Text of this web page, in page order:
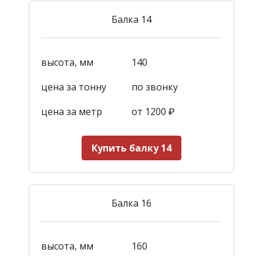
Балка 14
высота, мм
140
цена за тонну
по звонку
цена за метр
от 1200 ₽
Купить балку 14
Балка 16
высота, мм
160